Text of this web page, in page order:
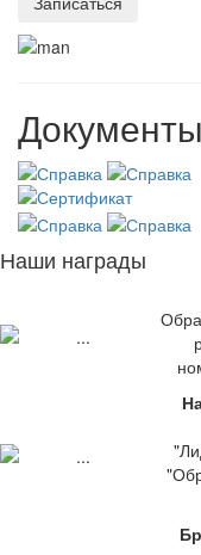
Документы
Наши награды